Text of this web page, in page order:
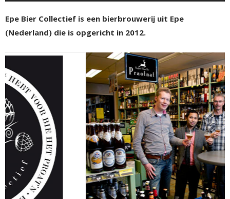
Epe Bier Collectief is een bierbrouwerij uit Epe
(Nederland) die is opgericht in 2012.